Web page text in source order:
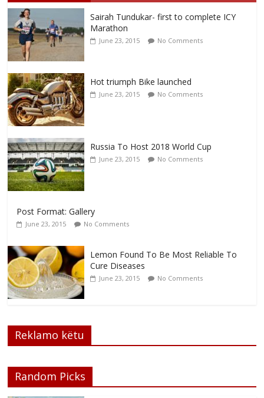
Sairah Tundukar- first to complete ICY
Marathon
June 23, 2015 No Comments
Hot triumph Bike launched
June 23, 2015 No Comments
Russia To Host 2018 World Cup
June 23, 2015 No Comments
Post Format: Gallery
June 23, 2015 No Comments
Lemon Found To Be Most Reliable To
Cure Diseases
June 23, 2015 No Comments
Reklamo këtu
Random Picks